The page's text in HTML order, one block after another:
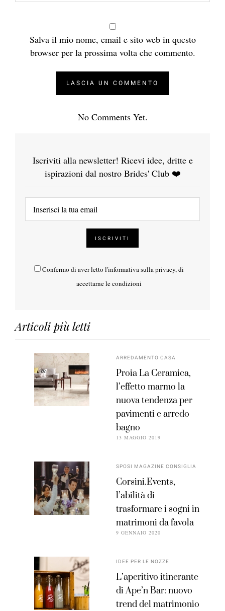
Salva il mio nome, email e sito web in questo
browser per la prossima volta che commento.
No Comments Yet.
Iscriviti alla newsletter! Ricevi idee, dritte e
ispirazioni dal nostro Brides' Club ❤️
Confermo di aver letto l'informativa sulla privacy, di
accettarne le condizioni
Articoli più letti
ARREDAMENTO CASA
Proia La Ceramica,
l’effetto marmo la
nuova tendenza per
pavimenti e arredo
bagno
13 MAGGIO 2019
SPOSI MAGAZINE CONSIGLIA
Corsini.Events,
l’abilità di
trasformare i sogni in
matrimoni da favola
9 GENNAIO 2020
IDEE PER LE NOZZE
L’aperitivo itinerante
di Ape’n Bar: nuovo
trend del matrimonio